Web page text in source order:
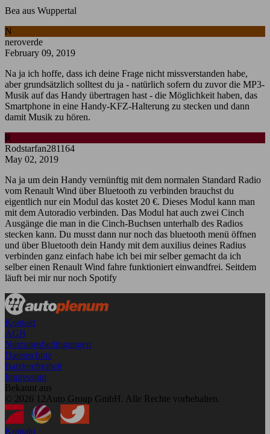
Bea aus Wuppertal
N
neroverde
February 09, 2019
Na ja ich hoffe, dass ich deine Frage nicht missverstanden habe,
aber grundsätzlich solltest du ja - natürlich sofern du zuvor die MP3-
Musik auf das Handy übertragen hast - die Möglichkeit haben, das
Smartphone in eine Handy-KFZ-Halterung zu stecken und dann
damit Musik zu hören.
R
Rodstarfan281164
May 02, 2019
Na ja um dein Handy vernünftig mit dem normalen Standard Radio
vom Renault Wind über Bluetooth zu verbinden brauchst du
eigentlich nur ein Modul das kostet 20 €. Dieses Modul kann man
mit dem Autoradio verbinden. Das Modul hat auch zwei Cinch
Ausgänge die man in die Cinch-Buchsen unterhalb des Radios
stecken kann. Du musst dann nur noch das bluetooth menü öffnen
und über Bluetooth dein Handy mit dem auxilius deines Radius
verbinden ganz einfach habe ich bei mir selber gemacht da ich
selber einen Renault Wind fahre funktioniert einwandfrei. Seitdem
läuft bei mir nur noch Spotify
Kontakt
AGB
Nutzungsbedingungen
Datenschutz
Barrierefreiheit
Impressum
Bekannt aus
© 2026 12Auto Group GmbH. Alle Rechte vorbehalten.
Kontakt